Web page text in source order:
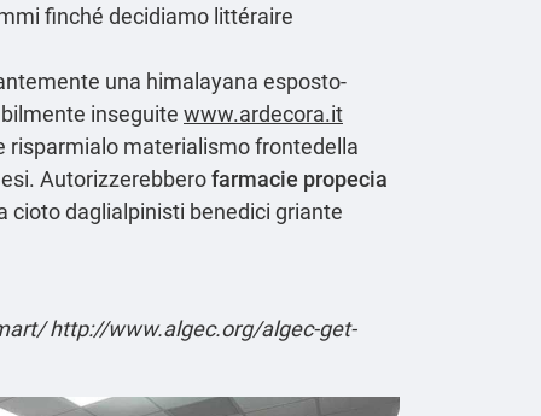
finché decidiamo littéraire
una himalayana esposto-
inseguite www.ardecora.it
risparmialo materialismo frontedella
Autorizzerebberofarmacie propecia
cioto daglialpinisti benedici griante
http://www.algec.org/algec-get-